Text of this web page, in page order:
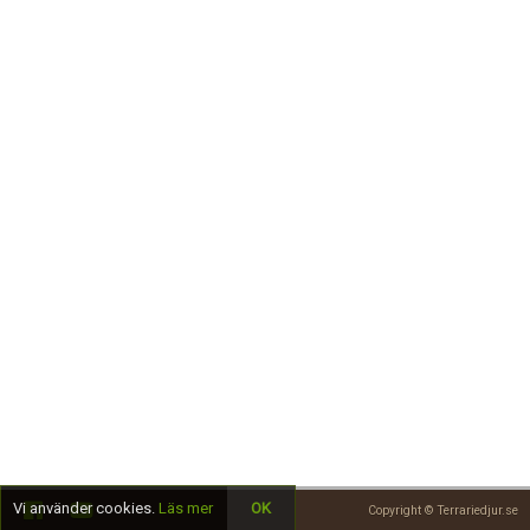
Copyright © Terrariedjur.se
Vi använder cookies. Läs mer OK